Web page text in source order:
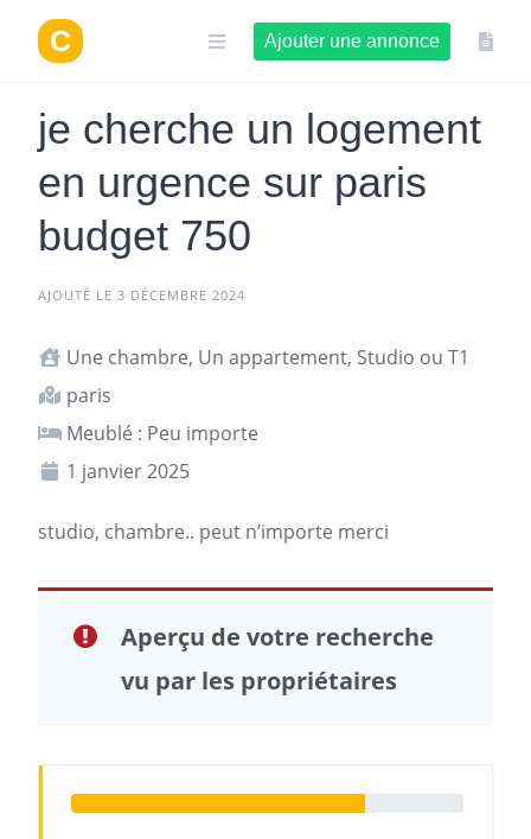
contenu
Ajouter une annonce
je cherche un logement
en urgence sur paris
budget 750
AJOUTÉ LE 3 DÉCEMBRE 2024
Une chambre, Un appartement, Studio ou T1
paris
Meublé : Peu importe
1 janvier 2025
studio, chambre.. peut n’importe merci
Aperçu de votre recherche
vu par les propriétaires